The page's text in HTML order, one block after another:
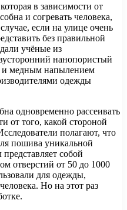
в зависимости от
и согревать человека,
если на улице очень
без правильной
учёные из
нанопористый
и медным напылением
одежды
одновременно рассеивать
от того, какой стороной
полагают, что
пошива уникальной
собой
отверстий от 50 до 1000
для одежды,
Но на этот раз